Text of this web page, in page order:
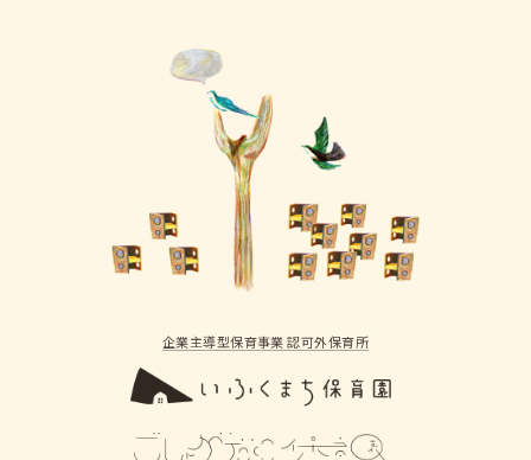
企業主導型保育事業 認可外保育所